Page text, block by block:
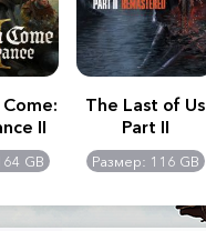
II
GB
The Last of Us
Part II
Remastered
Размер: 116 GB